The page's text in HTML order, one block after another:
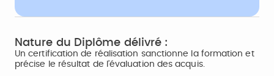
Nature du Diplôme délivré :
Un certification de réalisation sanctionne la formation et
précise le résultat de l’évaluation des acquis.